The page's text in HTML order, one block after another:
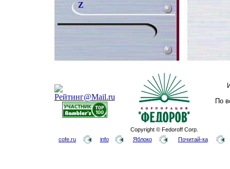
Z
Copyright © Fedoroff Corp.
По
cofe.ru info Яблоко Почитай-ка